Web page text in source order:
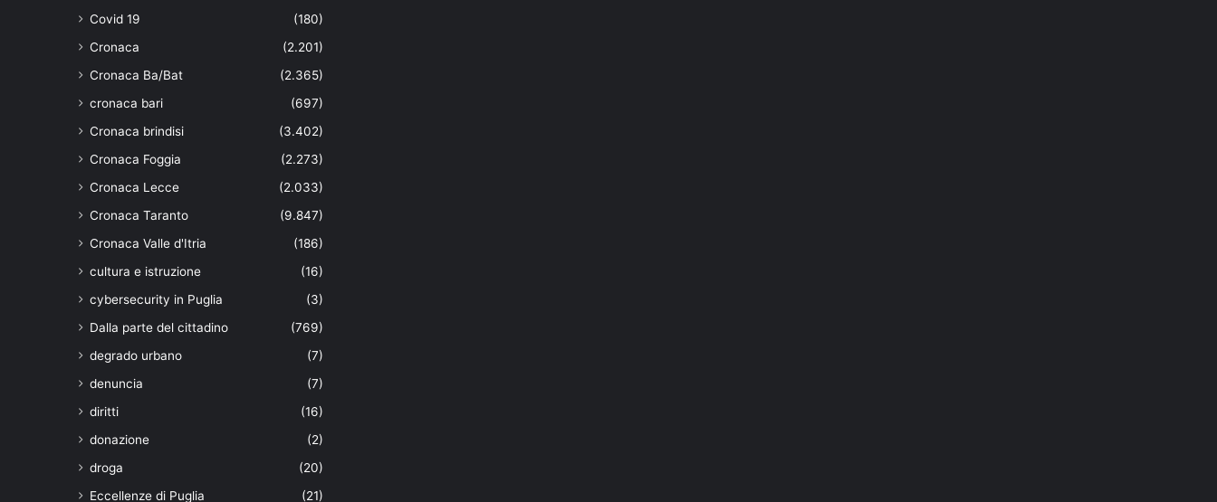
Covid 19
(180)
Cronaca
(2.201)
Cronaca Ba/Bat
(2.365)
cronaca bari
(697)
Cronaca brindisi
(3.402)
Cronaca Foggia
(2.273)
Cronaca Lecce
(2.033)
Cronaca Taranto
(9.847)
Cronaca Valle d'Itria
(186)
cultura e istruzione
(16)
cybersecurity in Puglia
(3)
Dalla parte del cittadino
(769)
degrado urbano
(7)
denuncia
(7)
diritti
(16)
donazione
(2)
droga
(20)
Eccellenze di Puglia
(21)